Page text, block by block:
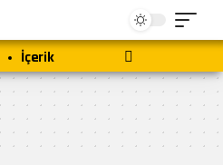
İçerik